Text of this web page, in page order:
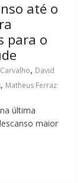
até o
para o
, David
, Matheus Ferraz
última
maior